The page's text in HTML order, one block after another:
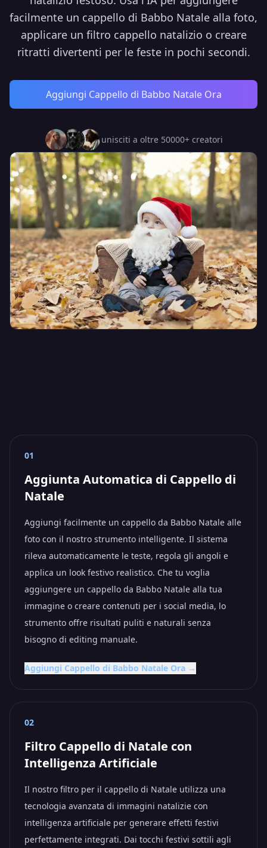
facilmente un cappello di Babbo Natale alla foto,
applicare un filtro cappello natalizio o creare
ritratti divertenti per le feste in pochi secondi.
Aggiungi Cappello di Babbo Natale Ora
unisciti a oltre 50000+ creatori
01
Aggiunta Automatica di Cappello di
Natale
Aggiungi facilmente un cappello da Babbo Natale alle
foto con il nostro strumento intelligente. Il sistema
rileva automaticamente le teste, regola gli angoli e
applica un look festivo realistico. Che tu voglia
aggiungere un cappello da Babbo Natale alla tua
immagine o creare contenuti per i social media, lo
strumento offre risultati puliti e naturali senza
bisogno di editing manuale.
Aggiungi Cappello di Babbo Natale Ora →
02
Filtro Cappello di Natale con
Intelligenza Artificiale
Il nostro filtro per il cappello di Natale utilizza una
tecnologia avanzata di immagini natalizie con
intelligenza artificiale per generare effetti festivi
perfettamente integrati. Dai tocchi festivi sottili agli